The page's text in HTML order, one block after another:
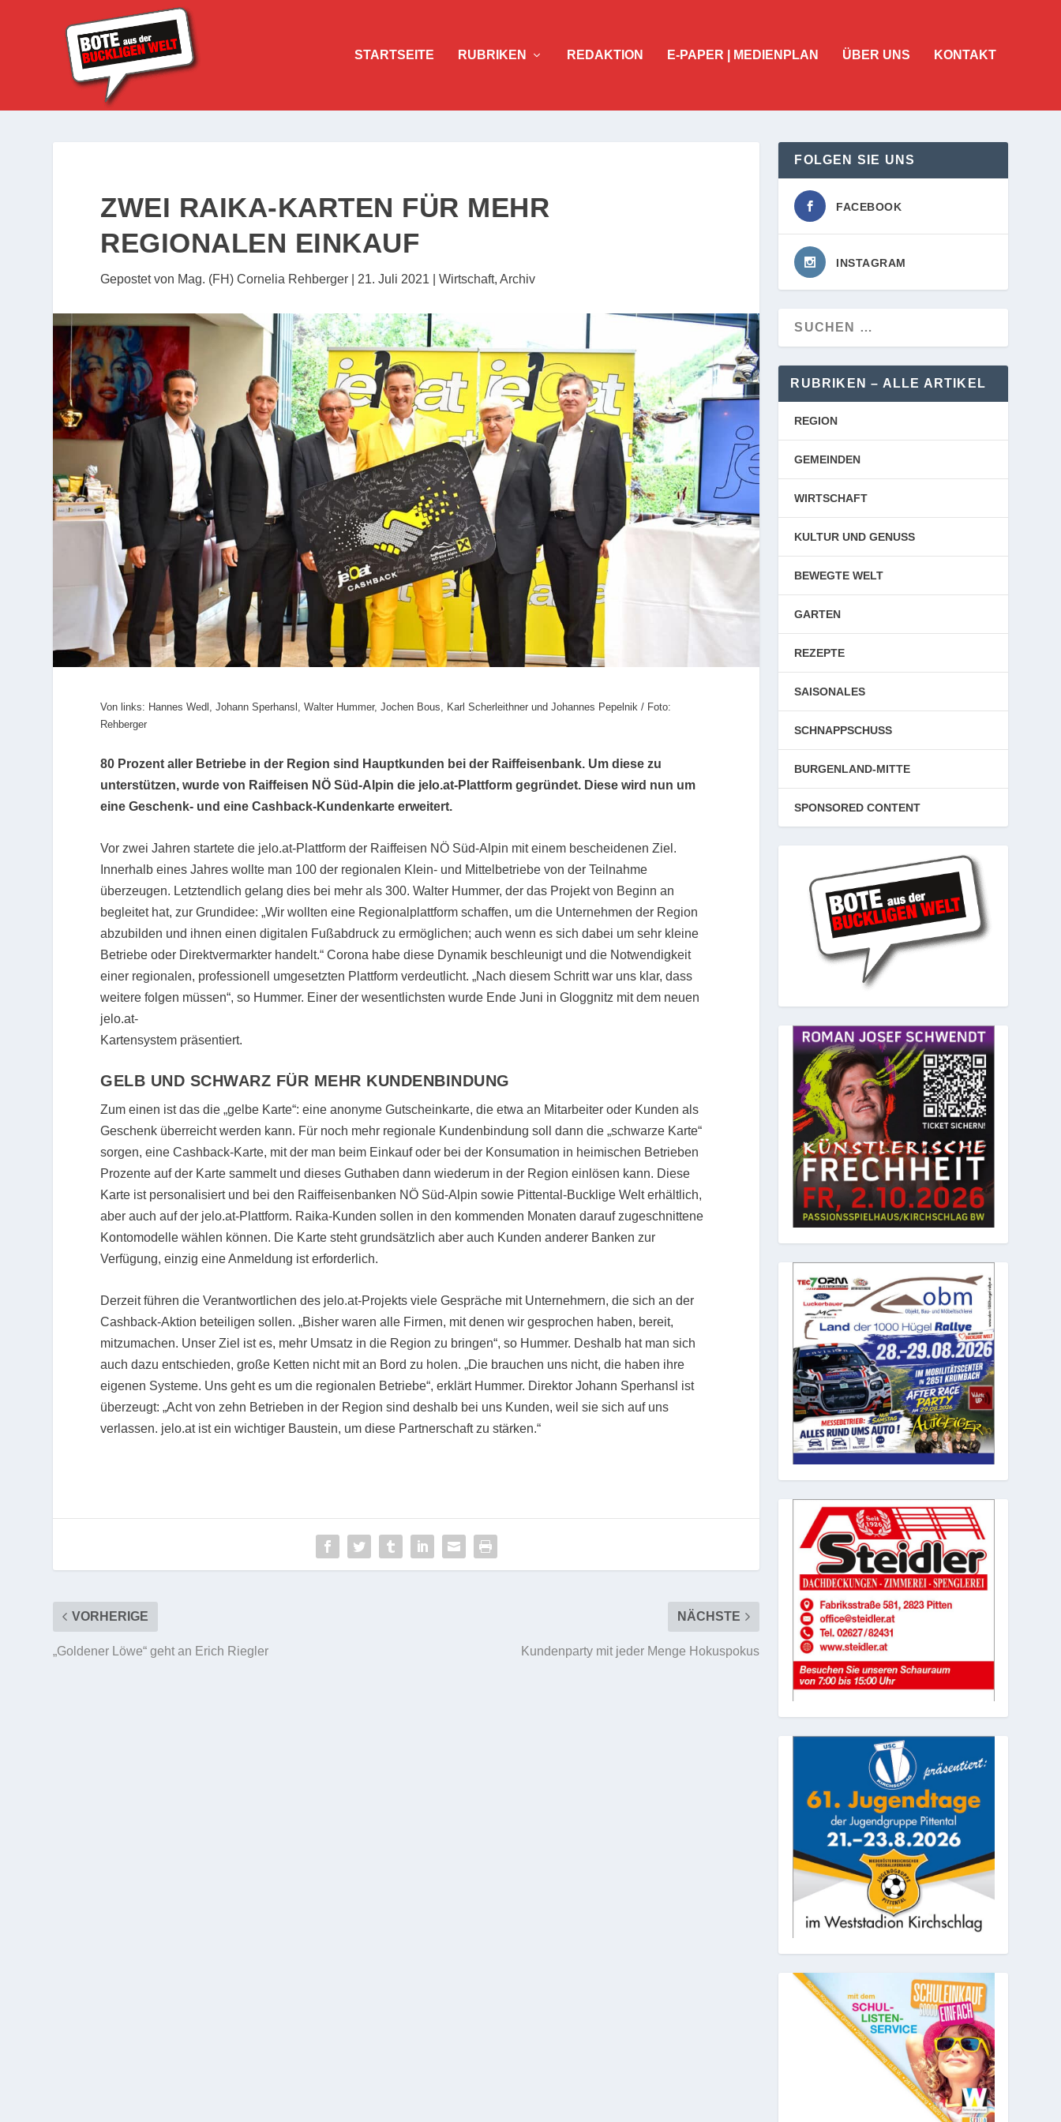
STARTSEITE RUBRIKEN REDAKTION E-PAPER | MEDIENPLAN ÜBER UNS KONTAKT
ZWEI RAIKA-KARTEN FÜR MEHR
REGIONALEN EINKAUF
Gepostet von Mag. (FH) Cornelia Rehberger 21. Juli 2021 |Wirtschaft,Archiv
Von links: Hannes Wedl, Johann Sperhansl, Walter Hummer, Jochen Bous, Karl Scherleithner und Johannes Pepelnik / Foto:
Rehberger
80 Prozent aller Betriebe in der Region sind Hauptkunden bei der Raiffeisenbank. Um diese zu
unterstützen, wurde von Raiffeisen NÖ Süd-Alpin die jelo.at-Plattform gegründet. Diese wird nun um
eine Geschenk- und eine Cashback-Kundenkarte erweitert.
Vor zwei Jahren startete die jelo.at-Plattform der Raiffeisen NÖ Süd-Alpin mit einem bescheidenen Ziel.
Innerhalb eines Jahres wollte man 100 der regionalen Klein- und Mittelbetriebe von der Teilnahme
überzeugen. Letztendlich gelang dies bei mehr als 300. Walter Hummer, der das Projekt von Beginn an
begleitet hat, zur Grundidee: „Wir wollten eine Regionalplattform schaffen, um die Unternehmen der Region
abzubilden und ihnen einen digitalen Fußabdruck zu ermöglichen; auch wenn es sich dabei um sehr kleine
Betriebe oder Direktvermarkter handelt.“ Corona habe diese Dynamik beschleunigt und die Notwendigkeit
einer regionalen, professionell umgesetzten Plattform verdeutlicht. „Nach diesem Schritt war uns klar, dass
weitere folgen müssen“, so Hummer. Einer der wesentlichsten wurde Ende Juni in Gloggnitz mit dem neuen
jelo.at-
Kartensystem präsentiert.
GELB UND SCHWARZ FÜR MEHR KUNDENBINDUNG
Zum einen ist das die „gelbe Karte“: eine anonyme Gutscheinkarte, die etwa an Mitarbeiter oder Kunden als
Geschenk überreicht werden kann. Für noch mehr regionale Kundenbindung soll dann die „schwarze Karte“
sorgen, eine Cashback-Karte, mit der man beim Einkauf oder bei der Konsumation in heimischen Betrieben
Prozente auf der Karte sammelt und dieses Guthaben dann wiederum in der Region einlösen kann. Diese
Karte ist personalisiert und bei den Raiffeisenbanken NÖ Süd-Alpin sowie Pittental-Bucklige Welt erhältlich,
aber auch auf der jelo.at-Plattform. Raika-Kunden sollen in den kommenden Monaten darauf zugeschnittene
Kontomodelle wählen können. Die Karte steht grundsätzlich aber auch Kunden anderer Banken zur
Verfügung, einzig eine Anmeldung ist erforderlich.
Derzeit führen die Verantwortlichen des jelo.at-Projekts viele Gespräche mit Unternehmern, die sich an der
Cashback-Aktion beteiligen sollen. „Bisher waren alle Firmen, mit denen wir gesprochen haben, bereit,
mitzumachen. Unser Ziel ist es, mehr Umsatz in die Region zu bringen“, so Hummer. Deshalb hat man sich
auch dazu entschieden, große Ketten nicht mit an Bord zu holen. „Die brauchen uns nicht, die haben ihre
eigenen Systeme. Uns geht es um die regionalen Betriebe“, erklärt Hummer. Direktor Johann Sperhansl ist
überzeugt: „Acht von zehn Betrieben in der Region sind deshalb bei uns Kunden, weil sie sich auf uns
verlassen. jelo.at ist ein wichtiger Baustein, um diese Partnerschaft zu stärken.“
VORHERIGE
„Goldener Löwe“ geht an Erich Riegler
NÄCHSTE
Kundenparty mit jeder Menge Hokuspokus
FOLGEN SIE UNS
FACEBOOK
INSTAGRAM
RUBRIKEN – ALLE ARTIKEL
REGION
GEMEINDEN
WIRTSCHAFT
KULTUR UND GENUSS
BEWEGTE WELT
GARTEN
REZEPTE
SAISONALES
SCHNAPPSCHUSS
BURGENLAND-MITTE
SPONSORED CONTENT